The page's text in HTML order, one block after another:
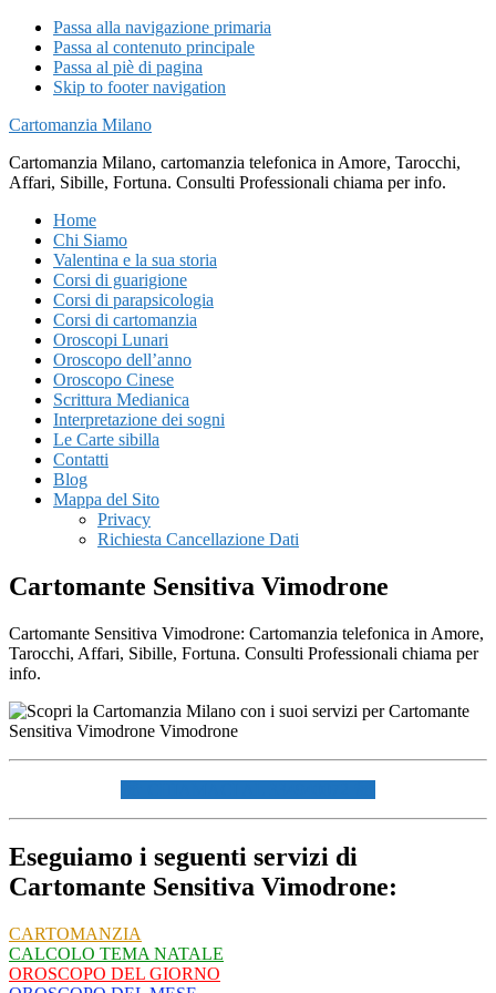
Passa alla navigazione primaria
Passa al contenuto principale
Passa al piè di pagina
Skip to footer navigation
Cartomanzia Milano
Cartomanzia Milano, cartomanzia telefonica in Amore, Tarocchi,
Affari, Sibille, Fortuna. Consulti Professionali chiama per info.
Home
Chi Siamo
Valentina e la sua storia
Corsi di guarigione
Corsi di parapsicologia
Corsi di cartomanzia
Oroscopi Lunari
Oroscopo dell’anno
Oroscopo Cinese
Scrittura Medianica
Interpretazione dei sogni
Le Carte sibilla
Contatti
Blog
Mappa del Sito
Privacy
Richiesta Cancellazione Dati
Cartomante Sensitiva Vimodrone
Cartomante Sensitiva Vimodrone: Cartomanzia telefonica in Amore,
Tarocchi, Affari, Sibille, Fortuna. Consulti Professionali chiama per
info.
Eseguiamo i seguenti servizi di
Cartomante Sensitiva Vimodrone:
CARTOMANZIA
CALCOLO TEMA NATALE
OROSCOPO DEL GIORNO